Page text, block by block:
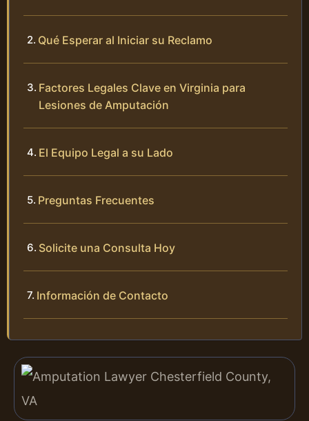
Qué Esperar al Iniciar su Reclamo
Factores Legales Clave en Virginia para
Lesiones de Amputación
El Equipo Legal a su Lado
Preguntas Frecuentes
Solicite una Consulta Hoy
Información de Contacto